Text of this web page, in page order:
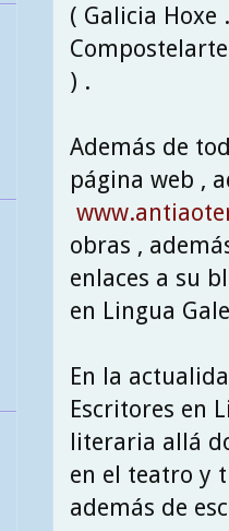
( Galicia Hoxe
) .
Además de
página web ,
obras ,
enlaces a su
en Lingua
En la
Escritores en
literaria allá
en el teatro y
además de